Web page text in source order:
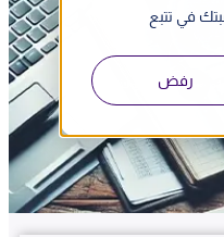
في تتبع
رفضفريق مزيد للأعمال